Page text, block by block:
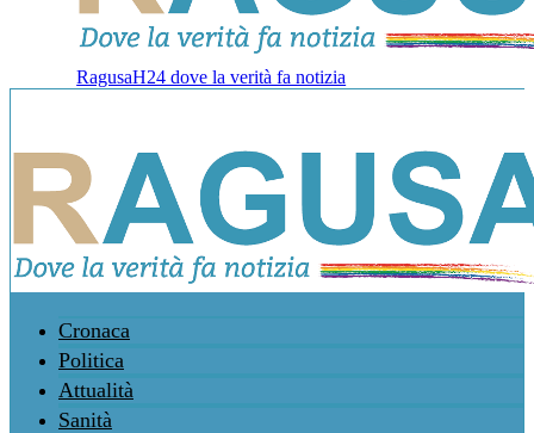
RagusaH24 dove la verità fa notizia
Cronaca
Politica
Attualità
Sanità